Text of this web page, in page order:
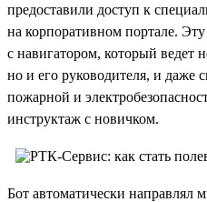
предоставили доступ к
на корпоративном портале.
с навигатором, который ведет
но и его руководителя, и даже
пожарной и
инструктаж с новичком.
Бот автоматически направлял